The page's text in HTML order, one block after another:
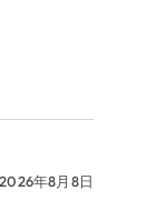
2026年8月8日